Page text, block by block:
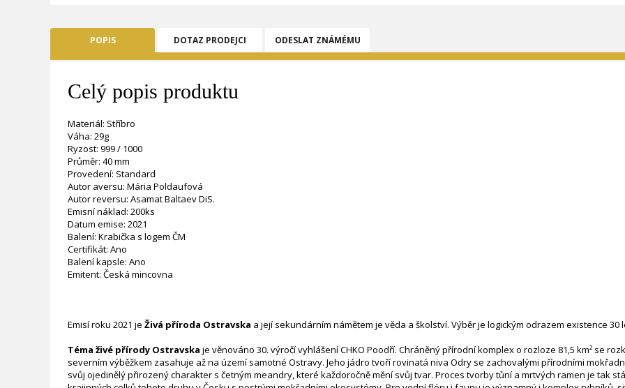
POPIS DOTAZ PRODEJCI ODESLAT ZNÁMÉMU
Celý popis produktu
Materiál: Stříbro
Váha: 29g
Ryzost: 999 / 1000
Průměr: 40 mm
Provedení: Standard
Autor aversu: Mária Poldaufová
Autor reversu: Asamat Baltaev DiS.
Emisní náklad: 200ks
Datum emise: 2021
Balení: Krabička s logem ČM
Certifikát: Ano
Balení kapsle: Ano
Emitent: Česká mincovna
Emisí roku 2021 je Živá příroda Ostravska a její sekundárním námětem je věda a školství. Výběr je logickým odrazem existence 30
Téma živé přírody Ostravska je věnováno 30. výročí vyhlášení CHKO Poodří. Chráněný přírodní komplex o rozloze 81,5 km² se
severním výběžkem zasahuje až na území samotné Ostravy. Jeho jádro tvoří rovinatá niva Odry se zachovalými přírodními
svůj ojedinělý přirozený charakter s četným meandry, které každoročně mění svůj tvar. Proces tvorby tůní a mrtvých ramen je tak